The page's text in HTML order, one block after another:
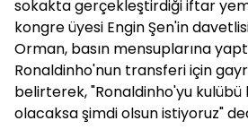
sokakta gerçekleştirdiği iftar
kongre üyesi Engin Şen'in
Orman, basın mensuplarına
Ronaldinho'nun transferi için
belirterek, "Ronaldinho'yu kulübü
olacaksa şimdi olsun istiyoruz"